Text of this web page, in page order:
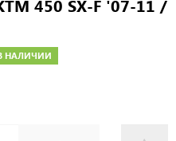
450 SX-F '07-11 /
НАЛИЧИИ